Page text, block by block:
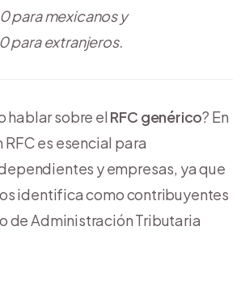
para mexicanos y
para extranjeros.
hablar sobre el RFC genérico? En
RFC es esencial para
y empresas, ya que
identifica como contribuyentes
de Administración Tributaria